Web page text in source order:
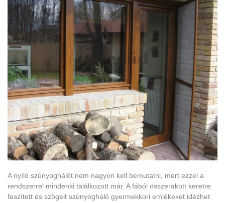
A nyíló szúnyoghálót nem nagyon kell bemutatni, mert ezzel a
rendszerrel mindenki találkozott már. A fából összerakott keretre
feszített és szögelt szúnyogháló gyermekkori emlékeket idézhet